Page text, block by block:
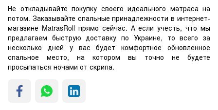
Не откладывайте покупку своего идеального матраса на
потом. Заказывайте спальные принадлежности в интернет-
магазине MatrasRoll прямо сейчас. А если учесть, что мы
предлагаем быструю доставку по Украине, то всего за
несколько дней у вас будет комфортное обновленное
спальное место, на котором вы точно не будете
просыпаться ночами от скрипа.